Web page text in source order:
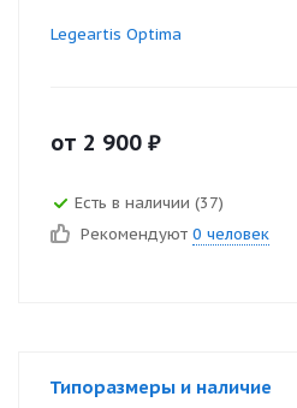
Legeartis Optima
от 2 900 ₽
Есть в наличии (37)
Рекомендуют 0 человек
Типоразмеры и наличие